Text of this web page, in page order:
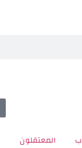
المعتقلون